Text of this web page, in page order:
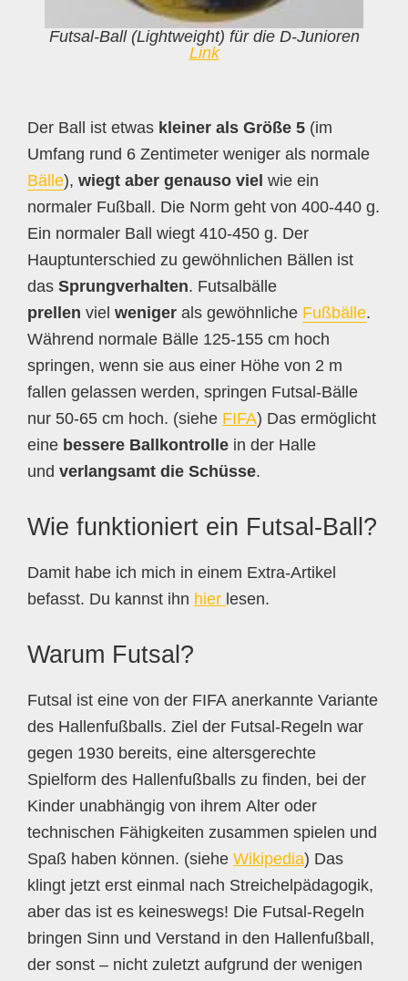
Futsal-Ball (Lightweight) für die D-Junioren
Link
Der Ball ist etwas kleiner als Größe 5 (im
Umfang rund 6 Zentimeter weniger als normale
Bälle), wiegt aber genauso viel wie ein
normaler Fußball. Die Norm geht von 400-440 g.
Ein normaler Ball wiegt 410-450 g. Der
Hauptunterschied zu gewöhnlichen Bällen ist
das Sprungverhalten. Futsalbälle
prellen viel weniger als gewöhnliche Fußbälle.
Während normale Bälle 125-155 cm hoch
springen, wenn sie aus einer Höhe von 2 m
fallen gelassen werden, springen Futsal-Bälle
nur 50-65 cm hoch. (siehe FIFA) Das ermöglicht
eine bessere Ballkontrolle in der Halle
und verlangsamt die Schüsse.
Wie funktioniert ein Futsal-Ball?
Damit habe ich mich in einem Extra-Artikel
befasst. Du kannst ihn hier lesen.
Warum Futsal?
Futsal ist eine von der FIFA anerkannte Variante
des Hallenfußballs. Ziel der Futsal-Regeln war
gegen 1930 bereits, eine altersgerechte
Spielform des Hallenfußballs zu finden, bei der
Kinder unabhängig von ihrem Alter oder
technischen Fähigkeiten zusammen spielen und
Spaß haben können. (siehe Wikipedia) Das
klingt jetzt erst einmal nach Streichelpädagogik,
aber das ist es keineswegs! Die Futsal-Regeln
bringen Sinn und Verstand in den Hallenfußball,
der sonst – nicht zuletzt aufgrund der wenigen